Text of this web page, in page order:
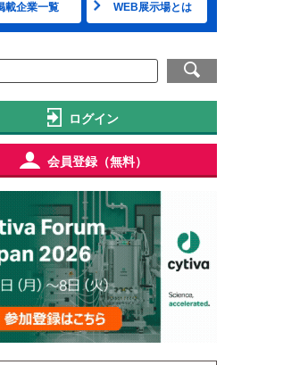
載企業一覧 WEB展示場とは
ログイン
会員登録（無料）